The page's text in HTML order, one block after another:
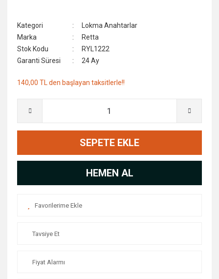
Kategori
Lokma Anahtarlar
Marka
Retta
Stok Kodu
RYL1222
Garanti Süresi
24 Ay
140,00 TL den başlayan taksitlerle!!
SEPETE EKLE
HEMEN AL
Tavsiye Et
Fiyat Alarmı